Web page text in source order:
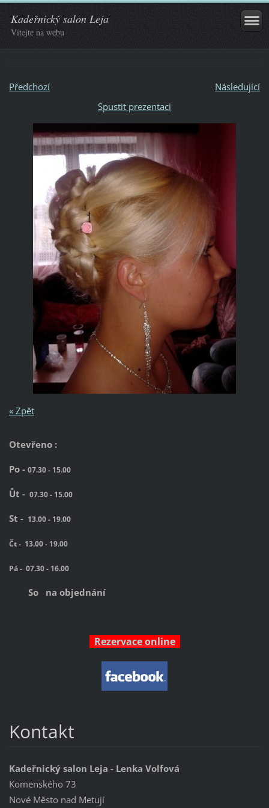
Kadeřnický salon Leja
Vítejte na webu
Předchozí
Následující
Spustit prezentaci
« Zpět
Otevřeno :
Po - 07.30 - 15.00
Ůt - 07.30 - 15.00
St - 13.00 - 19.00
Čt - 13.00 - 19.00
Pá - 07.30 - 16.00
So na objednání
Rezervace online
Kontakt
Kadeřnický salon Leja - Lenka Volfová
Komenského 73
Nové Město nad Metují